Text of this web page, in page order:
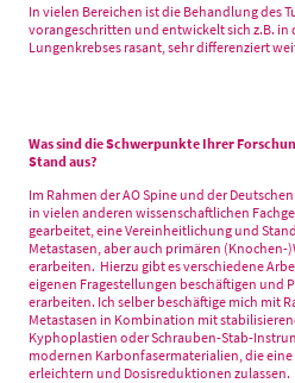
In vielen Bereichen ist die Behandlung des
vorangeschritten und entwickelt sich z.B.
Lungenkrebses rasant, sehr differenziert
Was sind die Schwerpunkte Ihrer
Stand aus?
Im Rahmen der AO Spine und der
in vielen anderen wissenschaftlichen
gearbeitet, eine Vereinheitlichung und
Metastasen, aber auch primären
erarbeiten. Hierzu gibt es verschiedene
eigenen Fragestellungen beschäftigen und
erarbeiten. Ich selber beschäftige mich mit
Metastasen in Kombination mit
Kyphoplastien oder Schrauben-Stab-
modernen Karbonfasermaterialien, die
erleichtern und Dosisreduktionen zulassen.